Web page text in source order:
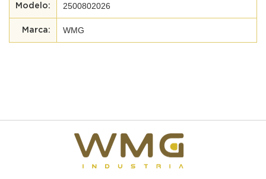
2500802026
WMG